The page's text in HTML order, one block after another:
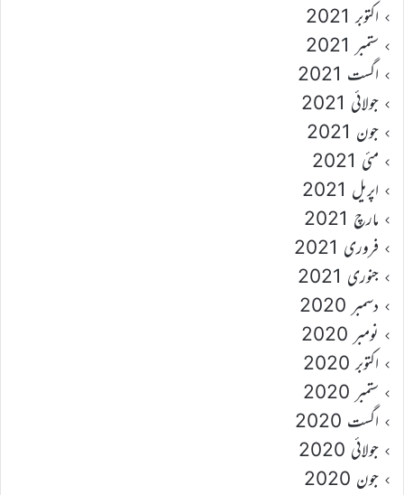
اکتوبر 2021
ستمبر 2021
اگست 2021
جولائی 2021
جون 2021
مئی 2021
اپریل 2021
مارچ 2021
فروری 2021
جنوری 2021
دسمبر 2020
نومبر 2020
اکتوبر 2020
ستمبر 2020
اگست 2020
جولائی 2020
جون 2020